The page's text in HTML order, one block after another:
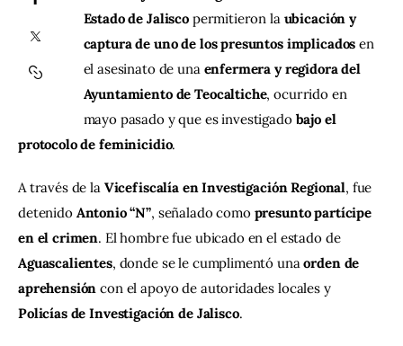
Contacto
Estado de Jalisco permitieron la ubicación y
captura de uno de los presuntos implicados en
el asesinato de una enfermera y regidora del
Ayuntamiento de Teocaltiche, ocurrido en
mayo pasado y que es investigado bajo el
protocolo de feminicidio.
A través de la Vicefiscalía en Investigación Regional, fue
detenido Antonio “N”, señalado como presunto partícipe
en el crimen. El hombre fue ubicado en el estado de
Aguascalientes, donde se le cumplimentó una orden de
aprehensión con el apoyo de autoridades locales y
Policías de Investigación de Jalisco.